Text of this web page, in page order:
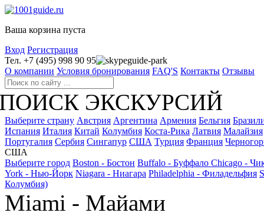
Ваша корзина пуста
Вход Регистрация
Тел. +7 (495) 998 90 95
guide-park
О компании Условия бронирования FAQ'S Контакты Отзывы
ЭКСКУРСИЙ
Выберите страну Австрия Аргентина Армения Бельгия
Испания Италия Китай Колумбия Коста-Рика Латвия Малайзия
Португалия Сербия Сингапур США Турция Франция
США
Выберите город Boston - Бостон Buffalo - Буффало Chicago -
York - Нью-Йорк Niagara - Ниагара Philadelphia - Филадельфия
Колумбия)
Miami - Майами